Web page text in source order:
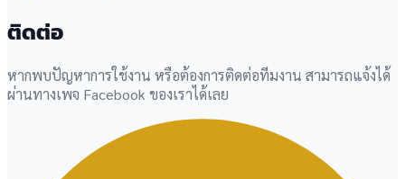
ติดต่อ
หากพบปัญหาการใช้งาน หรือต้องการติดต่อทีมงาน สามารถแจ้งได้
ผ่านทางเพจ Facebook ของเราได้เลย